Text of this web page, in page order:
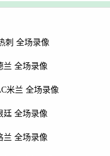
刺 全场录像
兰 全场录像
米兰 全场录像
廷 全场录像
兰 全场录像